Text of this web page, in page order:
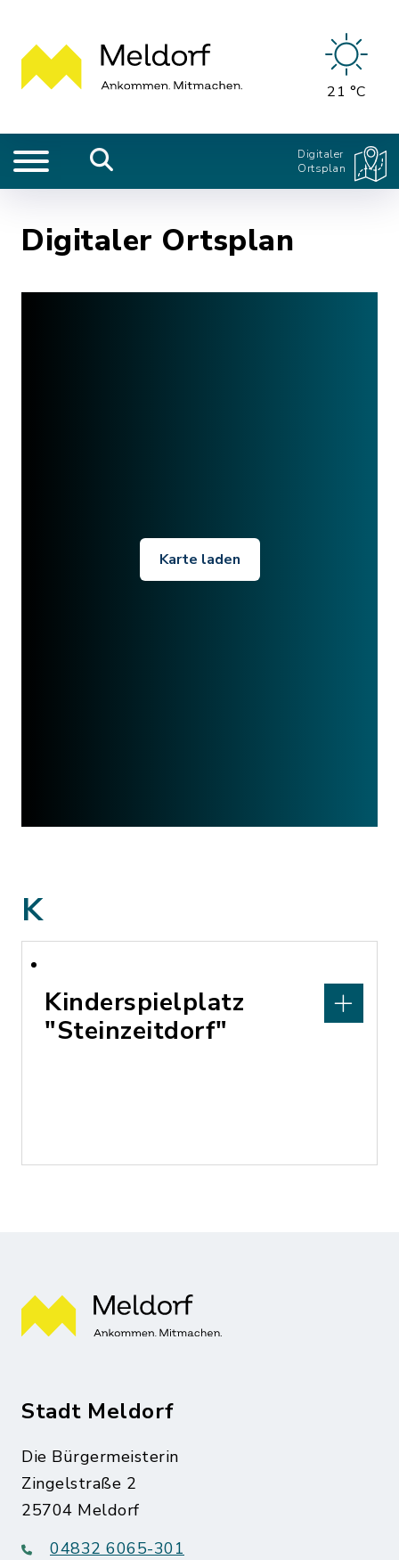
21 °C
Digitaler
Ortsplan
Digitaler Ortsplan
Karte laden
K
Kinderspielplatz
"Steinzeitdorf"
Stadt Meldorf
Die Bürgermeisterin
Zingelstraße 2
25704 Meldorf
04832 6065-301